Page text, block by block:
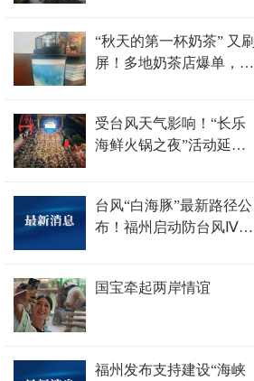
“秋天的第一杯奶茶” 又刷
屏！多地奶茶店爆单，福
受台风天气影响！“长乐
海鲜火锅之夜”活动延期
台风“白海豚”最新路径公
布！福州启动防台风Ⅳ级
国宝牵起两岸情谊
福州发布支持建设“海峡